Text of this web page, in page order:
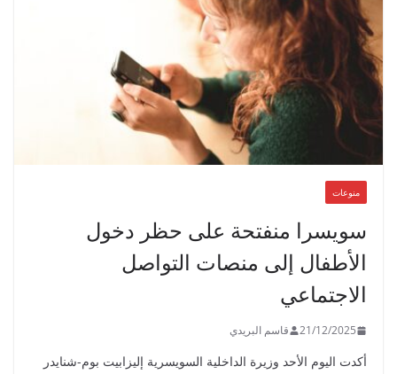
منوعات
سويسرا منفتحة على حظر دخول
الأطفال إلى منصات التواصل
الاجتماعي
21/12/2025 قاسم البريدي
أكدت اليوم الأحد وزيرة الداخلية السويسرية إليزابيت بوم-شنايدر